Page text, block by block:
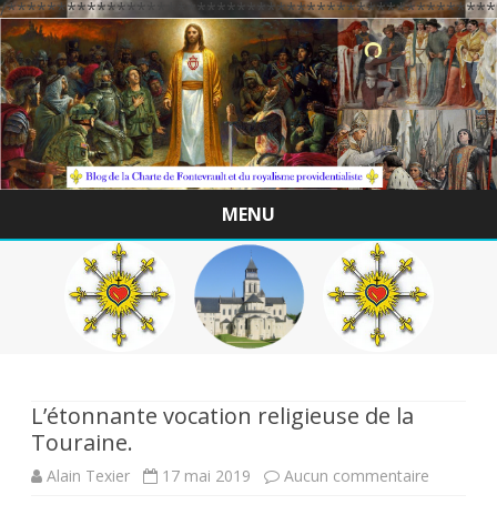
/
MENU
Skip
to
content
L’étonnante vocation religieuse de la
Touraine.
Alain Texier 17 mai 2019 Aucun commentaire